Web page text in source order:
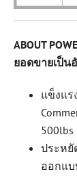
ABOUT
ยอดขายเป็น
แข็งแร
ประหยั
ออกแ